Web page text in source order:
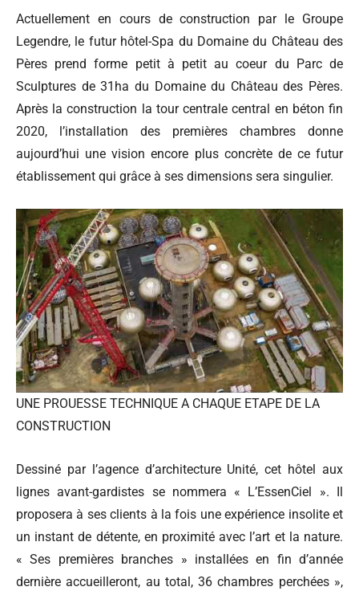
Actuellement en cours de construction par le Groupe
Legendre, le futur hôtel-Spa du Domaine du Château des
Pères prend forme petit à petit au coeur du Parc de
Sculptures de 31ha du Domaine du Château des Pères.
Après la construction la tour centrale central en béton fin
2020, l’installation des premières chambres donne
aujourd’hui une vision encore plus concrète de ce futur
établissement qui grâce à ses dimensions sera singulier.
UNE PROUESSE TECHNIQUE A CHAQUE ETAPE DE LA
CONSTRUCTION
Dessiné par l’agence d’architecture Unité, cet hôtel aux
lignes avant-gardistes se nommera « L’EssenCiel ». Il
proposera à ses clients à la fois une expérience insolite et
un instant de détente, en proximité avec l’art et la nature.
« Ses premières branches » installées en fin d’année
dernière accueilleront, au total, 36 chambres perchées »,